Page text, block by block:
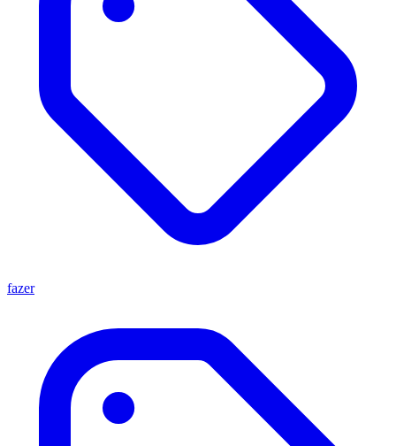
fazer